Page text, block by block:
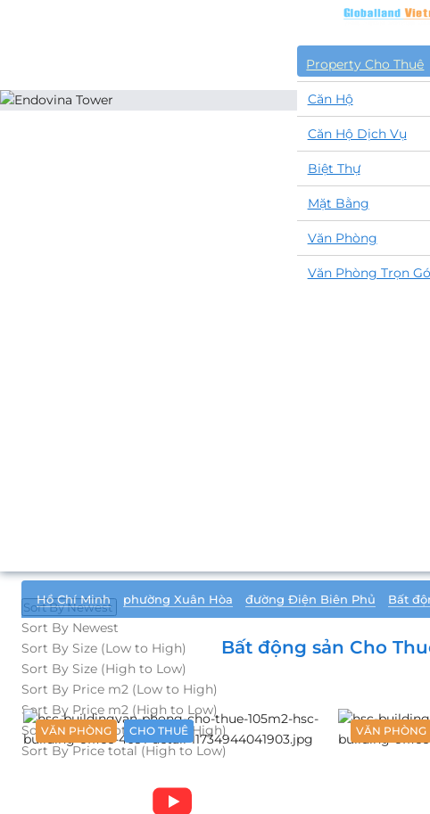
Property Cho Thuê
Căn Hộ
Căn Hộ Dịch Vụ
Biệt Thự
Mặt Bằng
Văn Phòng
Văn Phòng Trọn
Hồ Chí Minh phường Xuân Hòa đường Điện Biên Phủ Bất
Bất động sản Cho
Sort By Newest
Sort By Newest
Sort By Size (Low to High)
Sort By Size (High to Low)
Sort By Price m2 (Low to High)
Sort By Price m2 (High to Low)
Sort By Price total (Low to High)
Sort By Price total (High to Low)
VĂN PHÒNG CHO THUÊ VĂN PHÒNG